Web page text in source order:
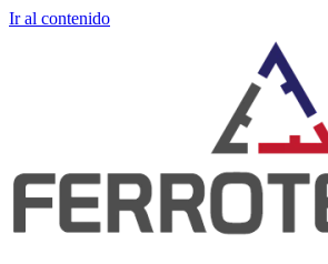
Ir al contenido